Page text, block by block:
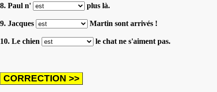
8. Paul n' plus là.
9. Jacques Martin sont arrivés !
10. Le chien le chat ne s'aiment pas.